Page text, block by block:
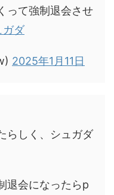
って強制退会させ
ガダ
2025年1月11日
らしく、シュガダ
退会になったらp